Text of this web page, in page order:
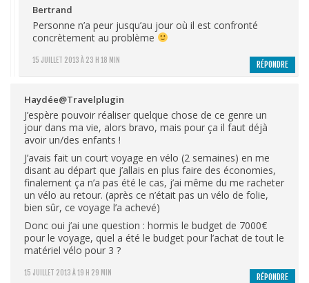
Bertrand
15 JUILLET 2013 À 23 H 18 MIN
Personne n’a peur jusqu’au jour où il est confronté
concrètement au problème
RÉPONDRE
Haydée@Travelplugin
15 JUILLET 2013 À 19 H 29 MIN
J’espère pouvoir réaliser quelque chose de ce genre un
jour dans ma vie, alors bravo, mais pour ça il faut déjà
avoir un/des enfants !
J’avais fait un court voyage en vélo (2 semaines) en me
disant au départ que j’allais en plus faire des économies,
finalement ça n’a pas été le cas, j’ai même du me racheter
un vélo au retour. (après ce n’était pas un vélo de folie,
bien sûr, ce voyage l’a achevé)
Donc oui j’ai une question : hormis le budget de 7000€
pour le voyage, quel a été le budget pour l’achat de tout le
matériel vélo pour 3 ?
RÉPONDRE